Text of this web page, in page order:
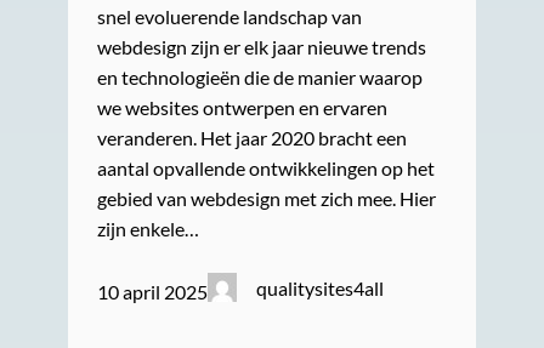
snel evoluerende landschap van
webdesign zijn er elk jaar nieuwe trends
en technologieën die de manier waarop
we websites ontwerpen en ervaren
veranderen. Het jaar 2020 bracht een
aantal opvallende ontwikkelingen op het
gebied van webdesign met zich mee. Hier
zijn enkele…
10 april 2025 qualitysites4all